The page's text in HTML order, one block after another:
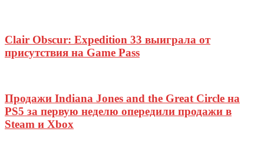
Clair Obscur: Expedition 33 выиграла от
присутствия на Game Pass
Продажи Indiana Jones and the Great Circle на
PS5 за первую неделю опередили продажи в
Steam и Xbox